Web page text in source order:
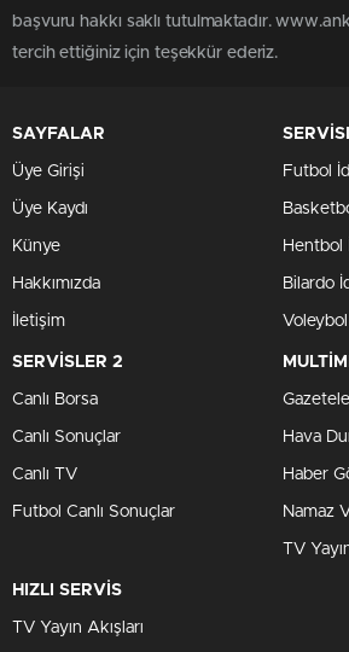
başvuru hakkı saklı tutulmaktadır.
tercih ettiğiniz için teşekkür ederiz.
SAYFALAR
Üye Girişi
Üye Kaydı
Künye
Hakkımızda
İletişim
Futbol
Hentbol
Bilardo
SERVİSLER 2
Canlı Borsa
Canlı Sonuçlar
Canlı TV
Futbol Canlı Sonuçlar
Hava
Haber
Namaz
TV
HIZLI SERVİS
TV Yayın Akışları